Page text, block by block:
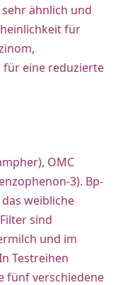
ähnlich und
für
eine reduzierte
OMC
3). Bp-
weibliche
sind
und im
Testreihen
fünf verschiedene